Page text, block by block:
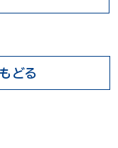
どる